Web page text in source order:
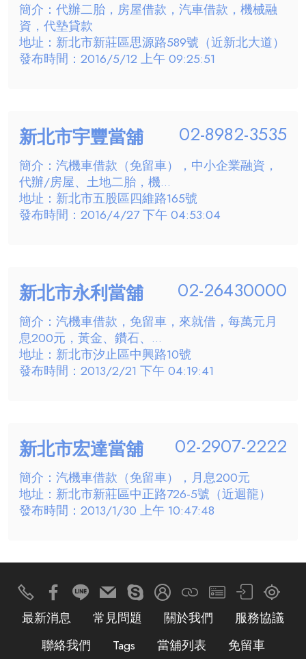
簡介：代辦二胎，房屋借款，汽車借款，機械融
資，代墊貸款
地址：新北市新莊區思源路589號（近新北大道）
發布時間：2016/5/12 上午 09:25:51
新北市宇豐當舖 02-8982-3535
簡介：汽機車借款（免留車），中小企業融資，
代辦/房屋、土地二胎，機...
地址：新北市五股區四維路165號
發布時間：2016/4/27 下午 04:53:04
新北市永利當舖 02-26430000
簡介：汽機車借款，免留車，來就借，每萬元月
息200元，黃金、鑽石、...
地址：新北市汐止區中興路10號
發布時間：2013/2/21 下午 04:19:41
新北市宏達當舖 02-2907-2222
簡介：汽機車借款（免留車），月息200元
地址：新北市新莊區中正路726-5號（近迴龍）
發布時間：2013/1/30 上午 10:47:48
最新消息 常見問題 關於我們
服務協議
聯絡我們
Tags 當舖列表 免留車